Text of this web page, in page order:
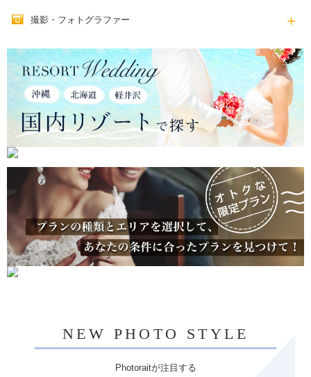
撮影・フォトグラファー
NEW PHOTO STYLE
Photoraitが注目する